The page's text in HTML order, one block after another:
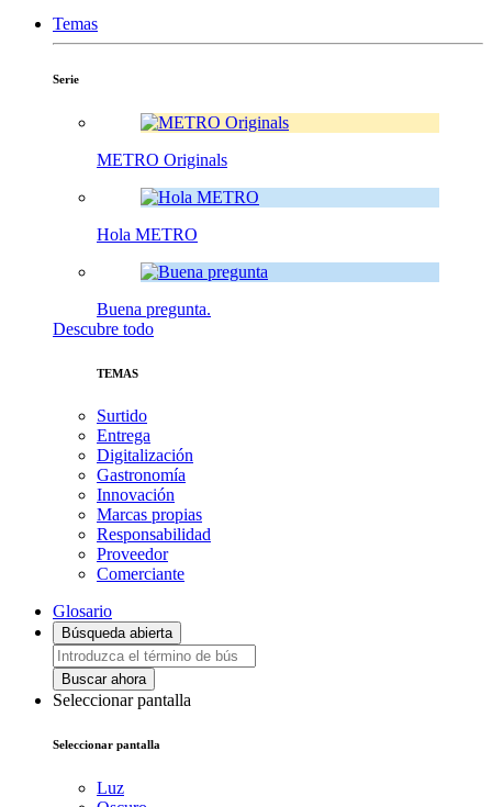
Temas
Serie
METRO Originals
Hola METRO
Buena pregunta.
Descubre todo
TEMAS
Surtido
Entrega
Digitalización
Gastronomía
Innovación
Marcas propias
Responsabilidad
Proveedor
Comerciante
Glosario
Búsqueda abierta
Buscar ahora
Seleccionar pantalla
Seleccionar pantalla
Luz